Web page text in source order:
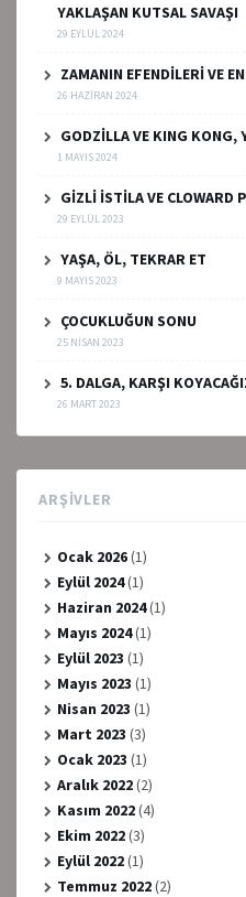
YAKLAŞAN KUTSAL SAVAŞI
29 EYLÜL 2024
ZAMANIN EFENDİLERİ VE
26 HAZIRAN 2024
GODZİLLA VE KING KONG,
1 MAYIS 2024
GİZLİ İSTİLA VE CLOWARD
29 EYLÜL 2023
YAŞA, ÖL, TEKRAR ET
9 MAYIS 2023
ÇOCUKLUĞUN SONU
25 NISAN 2023
5. DALGA, KARŞI
26 MART 2023
ARŞIVLER
Ocak 2026(1)
Eylül 2024(1)
Haziran 2024(1)
Mayıs 2024(1)
Eylül 2023 (1)
Mayıs 2023 (1)
Nisan 2023 (1)
Mart 2023 (3)
Ocak 2023 (1)
Aralık 2022(2)
Kasım 2022(4)
Ekim 2022(3)
Eylül 2022(1)
Temmuz 2022(2)